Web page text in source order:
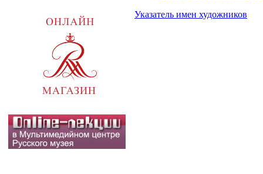
Указатель имен художников